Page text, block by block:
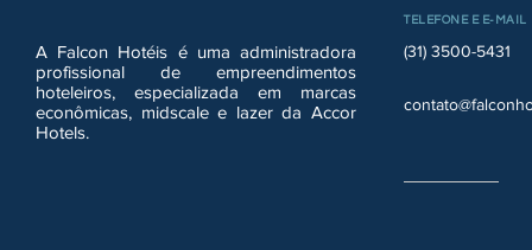
A Falcon Hotéis é uma administradora
profissional de empreendimentos
hoteleiros, especializada em marcas
econômicas, midscale e lazer da Accor
Hotels.
TELEFONE E E-MAIL
(31) 3500-5431